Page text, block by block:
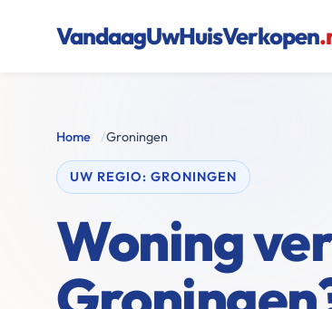
VandaagUwHuisVerkopen
Home /Groningen
UW REGIO: GRONINGEN
Woning